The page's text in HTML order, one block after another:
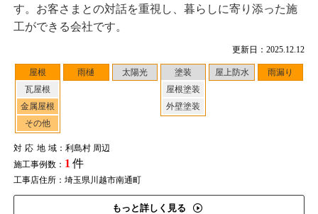
更新日：2025.12.12
屋根
瓦屋根
金属屋根
その他
雨樋 太陽光
塗装
屋根塗装
外壁塗装
屋上防水 雨漏り
対応地域：利島村 周辺
施工事例数： 1 件
工事店住所：埼玉県川越市南通町
もっと詳しく見る
す。お客さまとの対話を重視し、暮らしに寄り添った施
工ができる会社です。